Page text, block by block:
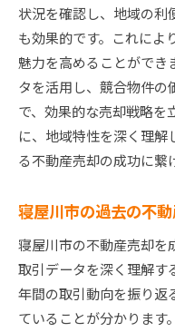
売買契約で注
競合と差別化
寝屋川市不動産売
寝屋川市の生
周辺施設や交
地域住民のコ
自然環境を活
地域イベント
高価格を実現する
市場動向
最新の市場動
状況を確認し、地域の利
も効果的です。これによ
魅力を高めることができ
タを活用し、競合物件の
で、効果的な売却戦略を
に、地域特性を深く理解
る不動産売却の成功に繋
寝屋川市の過去の不
寝屋川市の不動産売却を
取引データを深く理解す
年間の取引動向を振り返
ていることが分かります